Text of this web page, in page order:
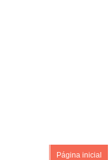
Página inicial